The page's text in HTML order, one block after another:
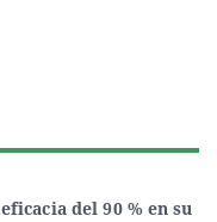
del 90 % en su